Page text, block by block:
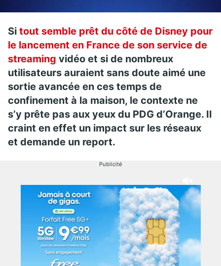
Si tout semble prêt du côté de Disney pour
le lancement en France de son service de
streaming vidéo et si de nombreux
utilisateurs auraient sans doute aimé une
sortie avancée en ces temps de
confinement à la maison, le contexte ne
s’y prête pas aux yeux du PDG d’Orange. Il
craint en effet un impact sur les réseaux
et demande un report.
Publicité